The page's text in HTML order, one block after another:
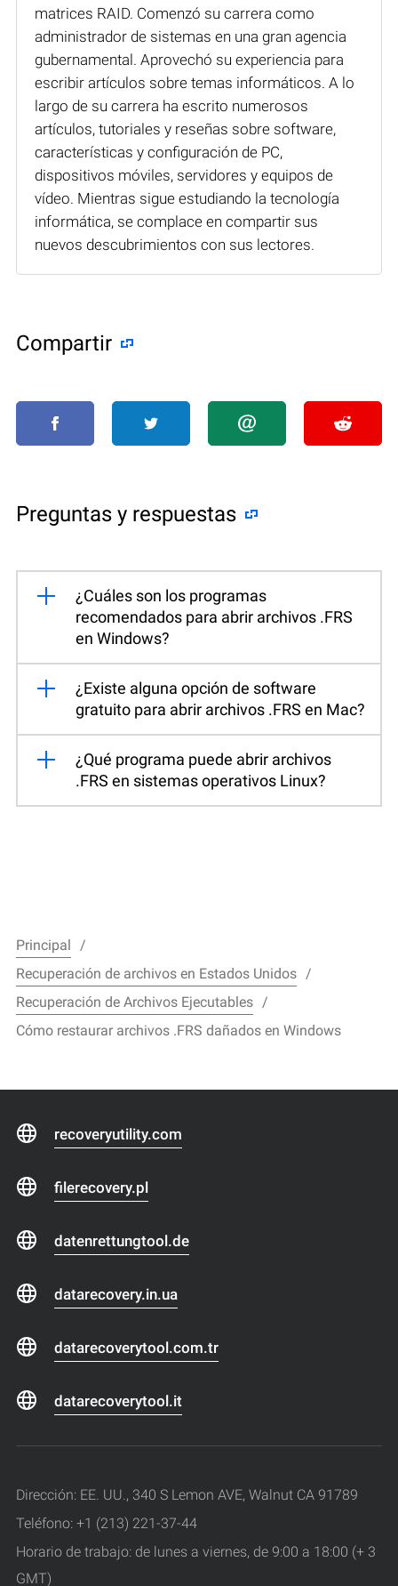
matrices RAID. Comenzó su carrera como
administrador de sistemas en una gran agencia
gubernamental. Aprovechó su experiencia para
escribir artículos sobre temas informáticos. A lo
largo de su carrera ha escrito numerosos
artículos, tutoriales y reseñas sobre software,
características y configuración de PC,
dispositivos móviles, servidores y equipos de
vídeo. Mientras sigue estudiando la tecnología
informática, se complace en compartir sus
nuevos descubrimientos con sus lectores.
Compartir
Preguntas y respuestas
¿Cuáles son los programas
recomendados para abrir archivos .FRS
en Windows?
¿Existe alguna opción de software
gratuito para abrir archivos .FRS en Mac?
¿Qué programa puede abrir archivos
.FRS en sistemas operativos Linux?
Principal
Recuperación de archivos en Estados Unidos
Recuperación de Archivos Ejecutables
Cómo restaurar archivos .FRS dañados en Windows
recoveryutility.com
filerecovery.pl
datenrettungtool.de
datarecovery.in.ua
datarecoverytool.com.tr
datarecoverytool.it
Dirección: EE. UU., 340 S Lemon AVE, Walnut CA 91789
Teléfono: +1 (213) 221-37-44
Horario de trabajo: de lunes a viernes, de 9:00 a 18:00 (+ 3
GMT)